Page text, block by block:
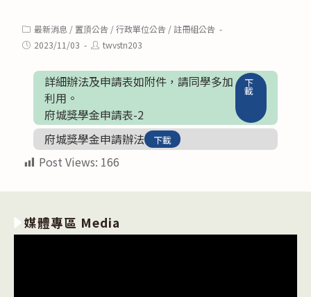
Post
category:
最新消息 / 置頂公告 /行政單位公告 /註冊組公告
Post2023/11/03
Posttwvstn203
詳細辦法及申請表如附件，請同學多加
利用。
府城獎學金申請表-2
下
載
府城獎學金申請辦法 下載
Post Views: 166
媒體專區 Media